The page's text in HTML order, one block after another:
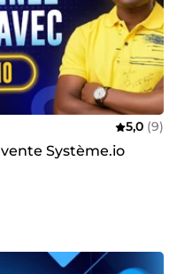
5,0 (9)
Système.io